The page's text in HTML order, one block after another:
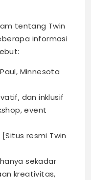
tentang Twin
informasi
Minnesota
dan inklusif
event
resmi Twin
sekadar
kreativitas,